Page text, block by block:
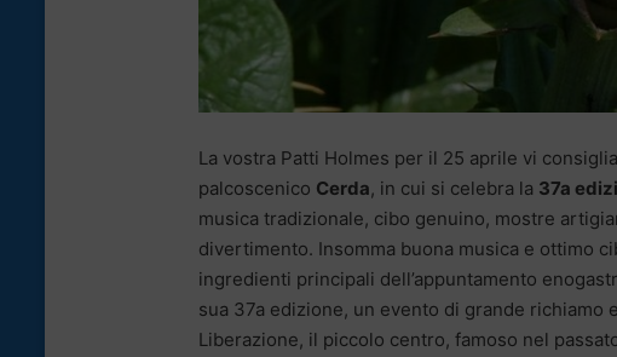
La vostra Patti Holmes per il 25 aprile vi
palcoscenico Cerda, in cui si celebra la 37a
musica tradizionale, cibo genuino, mostre
divertimento. Insomma buona musica e ottimo
ingredienti principali dell’appuntamento
sua 37a edizione, un evento di grande richiamo
Liberazione, il piccolo centro, famoso nel